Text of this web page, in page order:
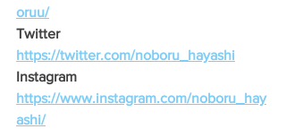
oruu/
Twitter
https://twitter.com/noboru_hayashi
Instagram
https://www.instagram.com/noboru_hay
ashi/